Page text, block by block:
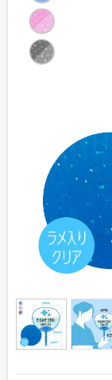
ポリうちわ（
伝統⽵うちわ
伝統⽵うちわ
きらめきうち
クリアうちわ
紙うちわ
紙うちわ 丸
紙うちわ ハー
紙うちわ ユニ
紙うちわ ネコ
エコ紙うちわ
エコ紙うちわ